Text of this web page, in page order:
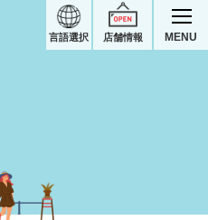
店舗情報
言語選択 MENU
ツケース修理実績